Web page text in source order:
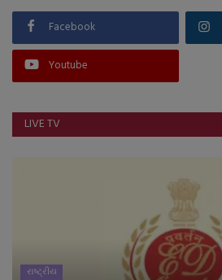
Facebook
Youtube
LIVE TV
રાષ્ટ્રીય